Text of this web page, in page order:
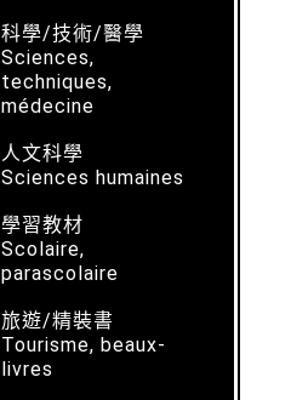
科學/技術/醫學
Sciences,
techniques,
médecine
人文科學
Sciences humaines
學習教材
Scolaire,
parascolaire
旅遊/精裝書
Tourisme, beaux-
livres